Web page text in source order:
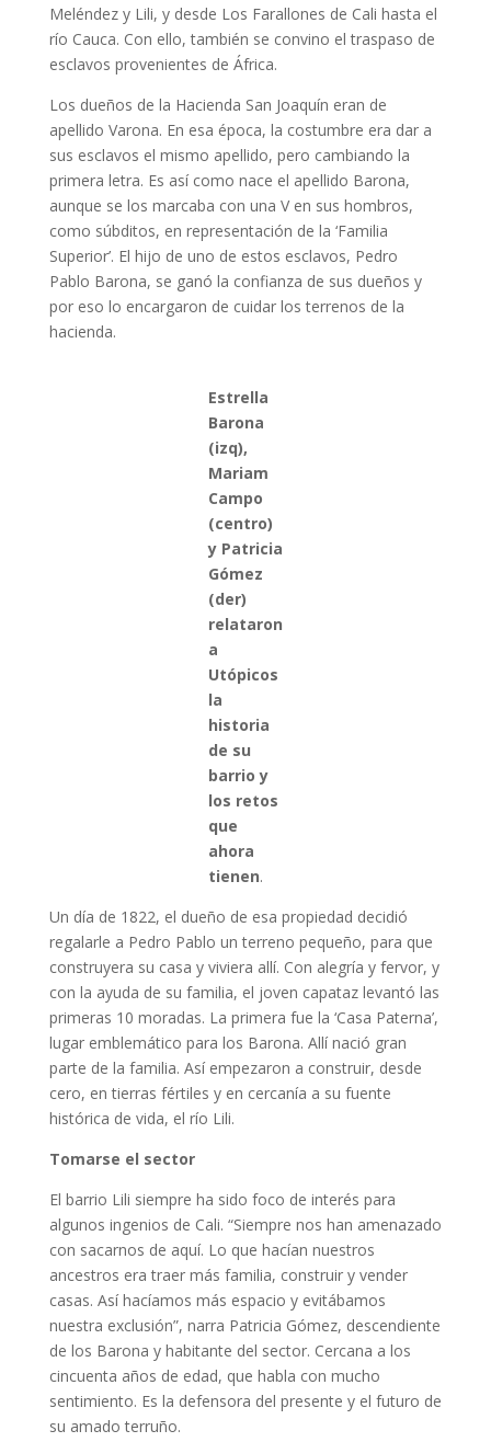
Meléndez y Lili, y desde Los Farallones de Cali hasta el
río Cauca. Con ello, también se convino el traspaso de
esclavos provenientes de África.
Los dueños de la Hacienda San Joaquín eran de
apellido Varona. En esa época, la costumbre era dar a
sus esclavos el mismo apellido, pero cambiando la
primera letra. Es así como nace el apellido Barona,
aunque se los marcaba con una V en sus hombros,
como súbditos, en representación de la ‘Familia
Superior’. El hijo de uno de estos esclavos, Pedro
Pablo Barona, se ganó la confianza de sus dueños y
por eso lo encargaron de cuidar los terrenos de la
hacienda.
Estrella
Barona
(izq),
Mariam
Campo
(centro)
y Patricia
Gómez
(der)
relataron
a
Utópicos
la
historia
de su
barrio y
los retos
que
ahora
tienen.
Un día de 1822, el dueño de esa propiedad decidió
regalarle a Pedro Pablo un terreno pequeño, para que
construyera su casa y viviera allí. Con alegría y fervor, y
con la ayuda de su familia, el joven capataz levantó las
primeras 10 moradas. La primera fue la ‘Casa Paterna’,
lugar emblemático para los Barona. Allí nació gran
parte de la familia. Así empezaron a construir, desde
cero, en tierras fértiles y en cercanía a su fuente
histórica de vida, el río Lili.
Tomarse el sector
El barrio Lili siempre ha sido foco de interés para
algunos ingenios de Cali. “Siempre nos han amenazado
con sacarnos de aquí. Lo que hacían nuestros
ancestros era traer más familia, construir y vender
casas. Así hacíamos más espacio y evitábamos
nuestra exclusión”, narra Patricia Gómez, descendiente
de los Barona y habitante del sector. Cercana a los
cincuenta años de edad, que habla con mucho
sentimiento. Es la defensora del presente y el futuro de
su amado terruño.